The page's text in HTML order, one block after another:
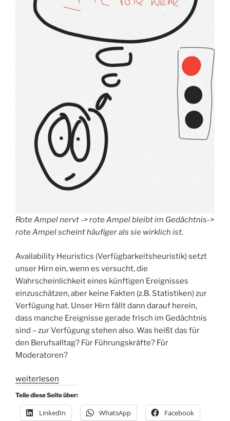
Rote Ampel nervt -> rote Ampel bleibt im Gedächtnis->
rote Ampel scheint häufiger als sie wirklich ist.
Availability Heuristics (Verfügbarkeitsheuristik) setzt
unser Hirn ein, wenn es versucht, die
Wahrscheinlichkeit eines künftigen Ereignisses
einzuschätzen, aber keine Fakten (z.B. Statistiken) zur
Verfügung hat. Unser Hirn fällt dann darauf herein,
dass manche Ereignisse gerade frisch im Gedächtnis
sind – zur Verfügung stehen also. Was heißt das für
den Berufsalltag? Für Führungskräfte? Für
Moderatoren?
„Serie
Denkfehler
im
Job
weiterlesen
Teile diese Seite über:
LinkedIn WhatsApp Facebook